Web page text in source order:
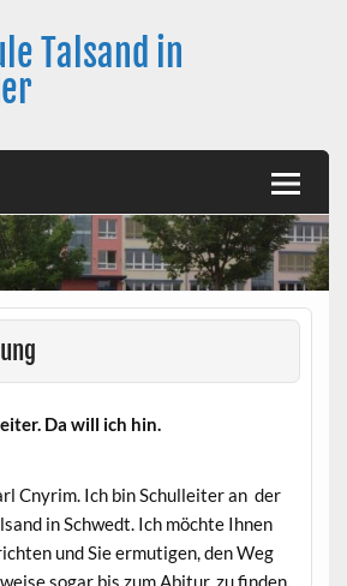
Talsand in
Da will ich hin.
Cnyrim. Ich bin Schulleiter an der
in Schwedt. Ich möchte Ihnen
und Sie ermutigen, den Weg
sogar bis zum Abitur, zu finden.